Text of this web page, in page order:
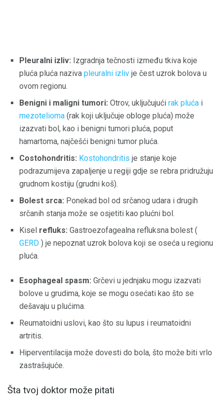
Pleuralni izliv: Izgradnja tečnosti između tkiva koje
pluća pluća naziva pleuralni izliv je čest uzrok bolova u
ovom regionu.
Benigni i maligni tumori: Otrov, uključujući rak pluća i
mezotelioma (rak koji uključuje obloge pluća) može
izazvati bol, kao i benigni tumori pluća, poput
hamartoma, najčešći benigni tumor pluća.
Costohondritis: Kostohondritis je stanje koje
podrazumijeva zapaljenje u regiji gdje se rebra pridružuju
grudnom kostiju (grudni koš).
Bolest srca: Ponekad bol od srčanog udara i drugih
srčanih stanja može se osjetiti kao plućni bol.
Kisel refluks: Gastroezofagealna refluksna bolest (
GERD ) je nepoznat uzrok bolova koji se oseća u regionu
pluća.
Esophageal spasm: Grčevi u jednjaku mogu izazvati
bolove u grudima, koje se mogu osećati kao što se
dešavaju u plućima.
Reumatoidni uslovi, kao što su lupus i reumatoidni
artritis.
Hiperventilacija može dovesti do bola, što može biti vrlo
zastrašujuće.
Šta tvoj doktor može pitati